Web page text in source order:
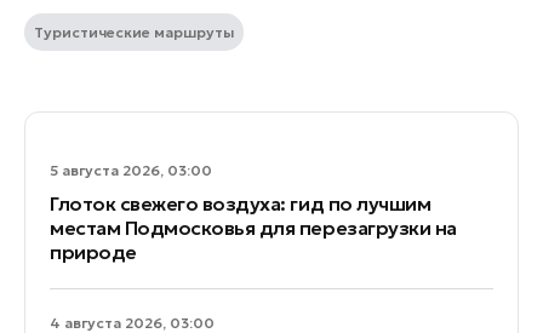
5 августа 2026, 03:00
Глоток свежего воздуха: гид по лучшим
местам Подмосковья для перезагрузки на
природе
4 августа 2026, 03:00
Туристические маршруты